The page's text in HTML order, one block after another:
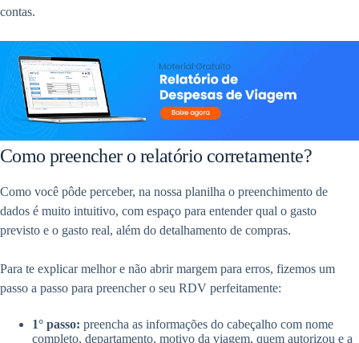
contas.
Como preencher o relatório corretamente?
Como você pôde perceber, na nossa planilha o preenchimento de
dados é muito intuitivo, com espaço para entender qual o gasto
previsto e o gasto real, além do detalhamento de compras.
Para te explicar melhor e não abrir margem para erros, fizemos um
passo a passo para preencher o seu RDV perfeitamente:
1° passo: preencha as informações do cabeçalho com nome
completo, departamento, motivo da viagem, quem autorizou e a